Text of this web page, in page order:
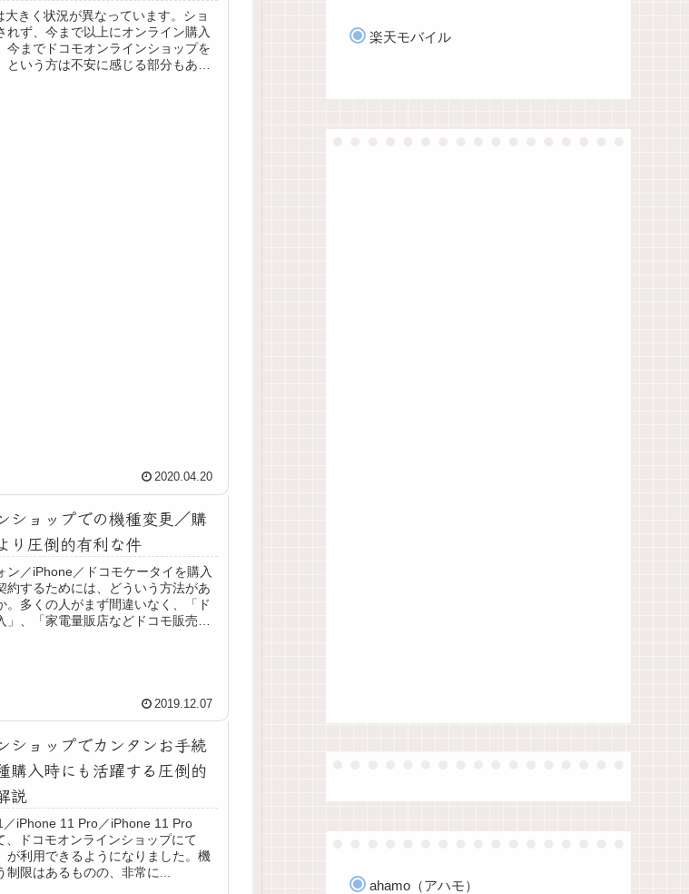
きく状況が異なっています。ショ
れず、今まで以上にオンライン購入
今までドコモオンラインショップを
いう方は不安に感じる部分もある
2020.04.20
ショップでの機種変更／購
り圧倒的有利な件
ン／iPhone／ドコモケータイを購入
約するためには、どういう方法があ
。多くの人がまず間違いなく、「ド
」、「家電量販店などドコモ販売店
2019.12.07
ショップでカンタンお手続
入時にも活躍する圧倒的
説
iPhone 11 Pro／iPhone 11 Pro
、ドコモオンラインショップにて
が利用できるようになりました。機
制限はあるものの、非常に...
楽天モバイル
ahamo（アハモ）